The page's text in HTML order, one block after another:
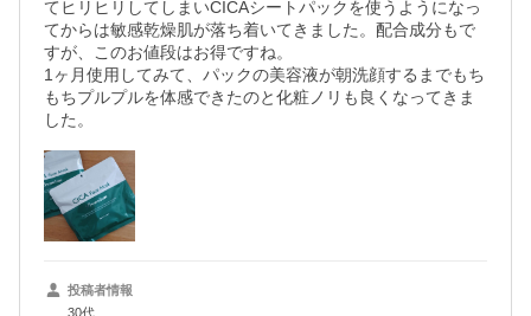
てヒリヒリしてしまいCICAシートパックを使うようになっ
てからは敏感乾燥肌が落ち着いてきました。配合成分もで
すが、このお値段はお得ですね。
1ヶ月使用してみて、パックの美容液が朝洗顔するまでもち
もちプルプルを体感できたのと化粧ノリも良くなってきま
した。
投稿者情報
30代